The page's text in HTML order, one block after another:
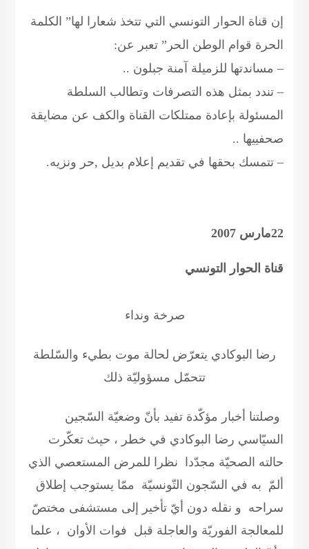
إن قناة الحوار التونسي التي تتخذ شعارا لها” الكلمة
الحرة قوام الوطن الحر” تعبر عن:
– مساندتها للزميلة آمنة جبلون ..
– تندد بمثل هذه التصرفات وتطالب السلطة
المسئولة بإعادة ممتلكات القناة والكف عن مضايقة
صحفييها ..
– تتمسك بحقها في تقديم إعلام بديل ,حر ونزيه.
22مارس 2007
قناة الحوار التونسي
صرخة ونداء
رضا البوكادي يتعرّض لحالة موت بطيء والسّلطة
تتحمّل مسؤوليّة ذلك
وصلتنا أخبار مؤكّدة تفيد بأنّ وضعيّة السّجين
السيّاسي رضا البوكادي في خطر ، حيث تعكّرت
حالته الصحيّة مجدّدا نظرا للمرض المستعصي الذي
ألمّ به في السّجون التّونسيّة ممّا يستوجب إطلاق
سراحه و نقله دون أيّ تأخير إلى مستشفى مختصّ
للمعالجة الفوريّة والعاجلة قبل فوات الأوان ، علما